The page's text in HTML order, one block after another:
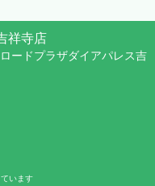
祥寺店
ードプラザダイアパレス吉
います